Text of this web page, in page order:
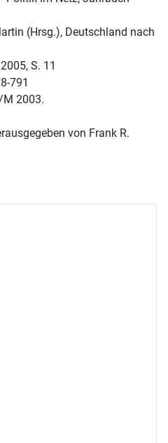
(Hrsg.), Deutschland nach
S. 11
791
M 2003.
von Frank R.